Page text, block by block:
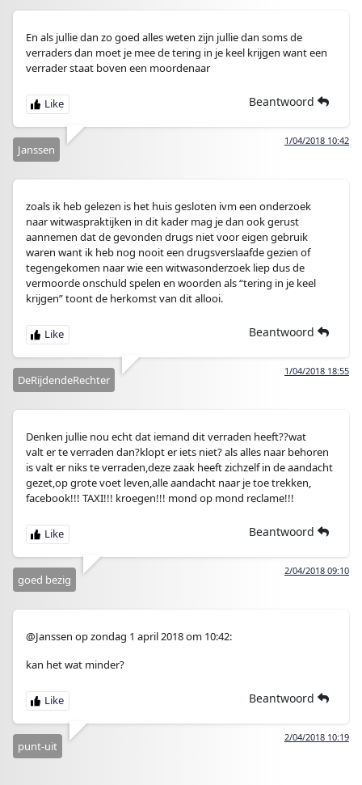
En als jullie dan zo goed alles weten zijn jullie dan soms de
verraders dan moet je mee de tering in je keel krijgen want een
verrader staat boven een moordenaar
Beantwoord
1/04/2018 10:42
Janssen
zoals ik heb gelezen is het huis gesloten ivm een onderzoek
naar witwaspraktijken in dit kader mag je dan ook gerust
aannemen dat de gevonden drugs niet voor eigen gebruik
waren want ik heb nog nooit een drugsverslaafde gezien of
tegengekomen naar wie een witwasonderzoek liep dus de
vermoorde onschuld spelen en woorden als “tering in je keel
krijgen” toont de herkomst van dit allooi.
Beantwoord
1/04/2018 18:55
DeRijdendeRechter
Denken jullie nou echt dat iemand dit verraden heeft??wat
valt er te verraden dan?klopt er iets niet? als alles naar behoren
is valt er niks te verraden,deze zaak heeft zichzelf in de aandacht
gezet,op grote voet leven,alle aandacht naar je toe trekken,
facebook!!! TAXI!!! kroegen!!! mond op mond reclame!!!
Beantwoord
2/04/2018 09:10
goed bezig
@Janssen op zondag 1 april 2018 om 10:42:
kan het wat minder?
Beantwoord
2/04/2018 10:19
punt-uit